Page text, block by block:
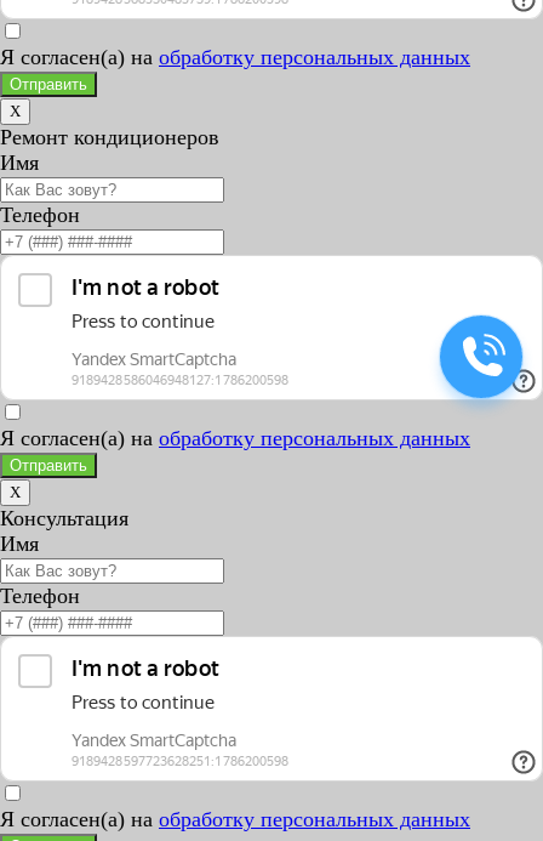
Я согласен(а) на обработку персональных данных
Отправить
X
Ремонт кондиционеров
Имя
Телефон
Я согласен(а) на обработку персональных данных
Отправить
X
Консультация
Имя
Телефон
Я согласен(а) на обработку персональных данных